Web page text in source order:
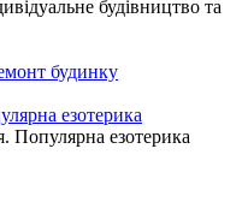
будівництво та
будинку
езотерика
Популярна езотерика